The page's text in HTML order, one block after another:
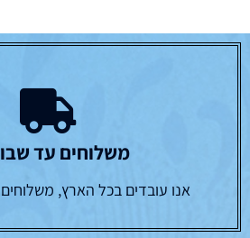
משלוחים עד
אנו עובדים בכל הארץ,